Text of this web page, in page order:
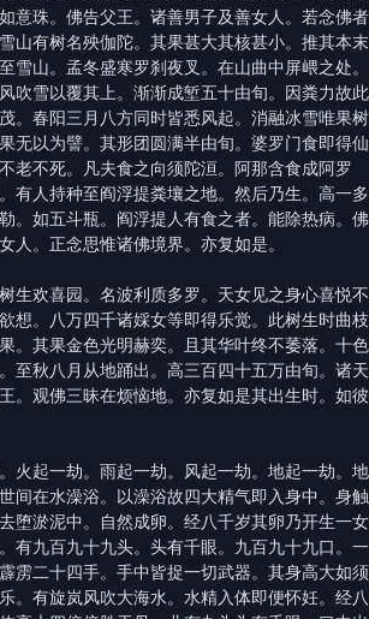
意珠。佛告父王。诸善男子及善女人。若念佛者
山有树名殃伽陀。其果甚大其核甚小。推其本末
雪山。孟冬盛寒罗刹夜叉。在山曲中屏㟪之处。
吹雪以覆其上。渐渐成堑五十由旬。因粪力故此
。春阳三月八方同时皆悉风起。消融冰雪唯果树
无以为譬。其形团圆满半由旬。婆罗门食即得仙
老不死。凡夫食之向须陀洹。阿那含食成阿罗
有人持种至阎浮提粪壤之地。然后乃生。高一多
。如五斗瓶。阎浮提人有食之者。能除热病。佛
人。正念思惟诸佛境界。亦复如是。
欢喜园。名波利质多罗。天女见之身心喜悦不
想。八万四千诸婇女等即得乐觉。此树生时曲枝
。其果金色光明赫奕。且其华叶终不萎落。十色
至秋八月从地踊出。高三百四十五万由旬。诸天
。观佛三昧在烦恼地。亦复如是其出生时。如彼
起一劫。雨起一劫。风起一劫。地起一劫。地
间在水澡浴。以澡浴故四大精气即入身中。身触
堕淤泥中。自然成卵。经八千岁其卵乃开生一女
有九百九十九头。头有千眼。九百九十九口。一
雳二十四手。手中皆捉一切武器。其身高大如须
。有旋岚风吹大海水。水精入体即便怀妊。经八